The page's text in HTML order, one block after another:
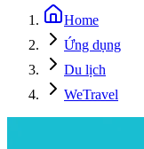
Home
Ứng dụng
Du lịch
WeTravel